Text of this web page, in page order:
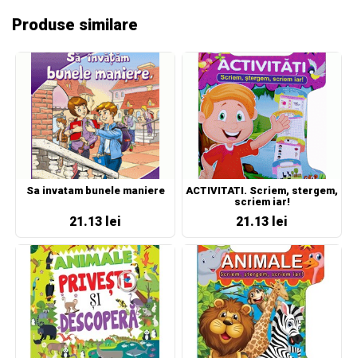
Produse similare
Sa invatam bunele maniere
21.13 lei
ACTIVITATI. Scriem, stergem,
scriem iar!
21.13 lei